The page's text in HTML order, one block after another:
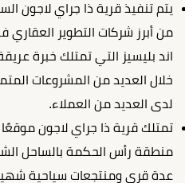
يتم تنفيذ قرية ذا جراي لاجون
من أبرز شركات التطوير العقاري
اند بليسيز التي تمتلك خبرة
خلال العديد من المشروعات
لدى العديد من العملاء.
تمتلك قرية ذا جراي لاجون
منطقة رأس الحكمة بالساحل
عدة قرى ومنتجعات سياحية